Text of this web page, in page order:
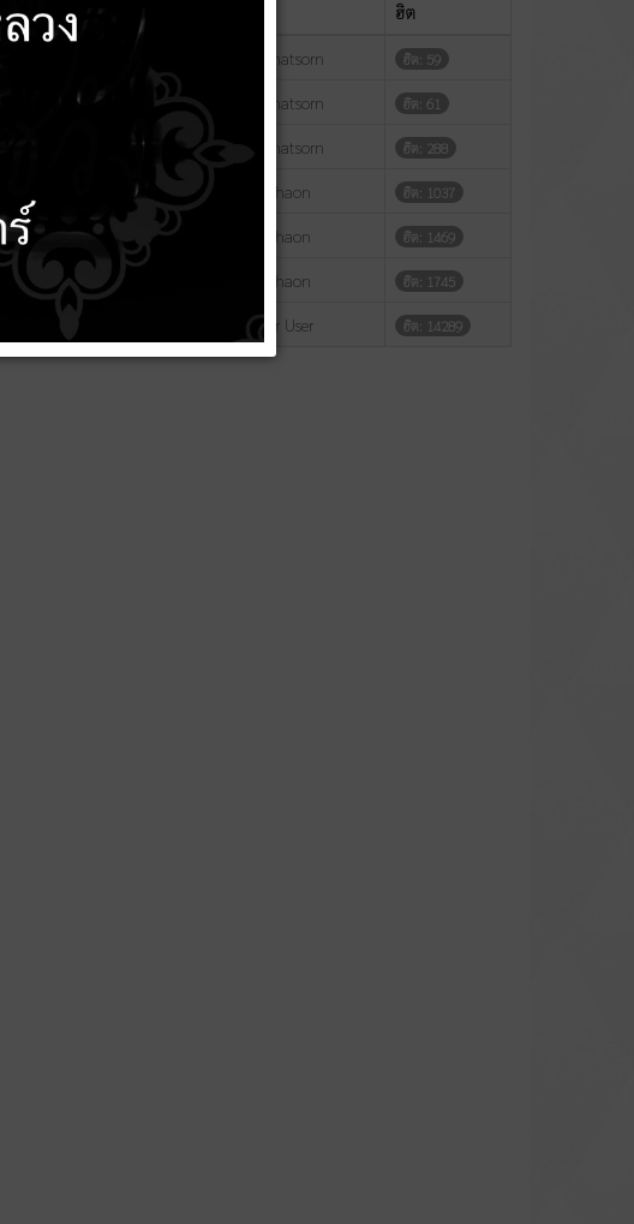
ฮิต
เขียนโดย siraphatsorn ฮิต: 59
เขียนโดย siraphatsorn ฮิต: 61
เขียนโดย siraphatsorn ฮิต: 288
เขียนโดย Phakhaon ฮิต: 1037
เขียนโดย Phakhaon ฮิต: 1469
เขียนโดย Phakhaon ฮิต: 1745
เขียนโดย Super User ฮิต: 14289